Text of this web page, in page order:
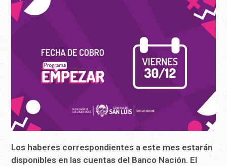
Los haberes correspondientes a este mes estarán
disponibles en las cuentas del Banco Nación. El